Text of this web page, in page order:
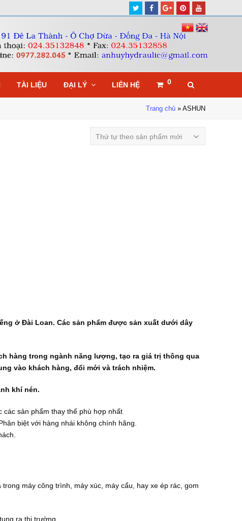
TwitterFacebook
Google
Plus
Pinterest
TÀI LIỆU ĐẠI LÝ LIÊN HỆ 0
Trang chủ » ASHUN
ở Đài Loan. Các sản phẩm được sản xuất dưới dây
hàng trong ngành năng lượng, tạo ra giá trị thông qua
vào khách hàng, đổi mới và trách nhiệm.
khí nén.
sản phẩm thay thế phù hợp nhất
biệt với hàng nhái không chính hãng.
máy công trình, máy xúc, máy cẩu, hay xe ép rác, gom
ra thị trường.
Thứ tự theo sản phẩm mới